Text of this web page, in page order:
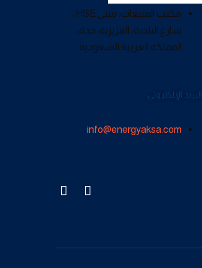
مكتب المبيعات: مبنى HSE،
شارع البلدية، العزيزية، جدة،
المملكة العربية السعودية
البريد الإلكتروني:
info@energyaksa.com